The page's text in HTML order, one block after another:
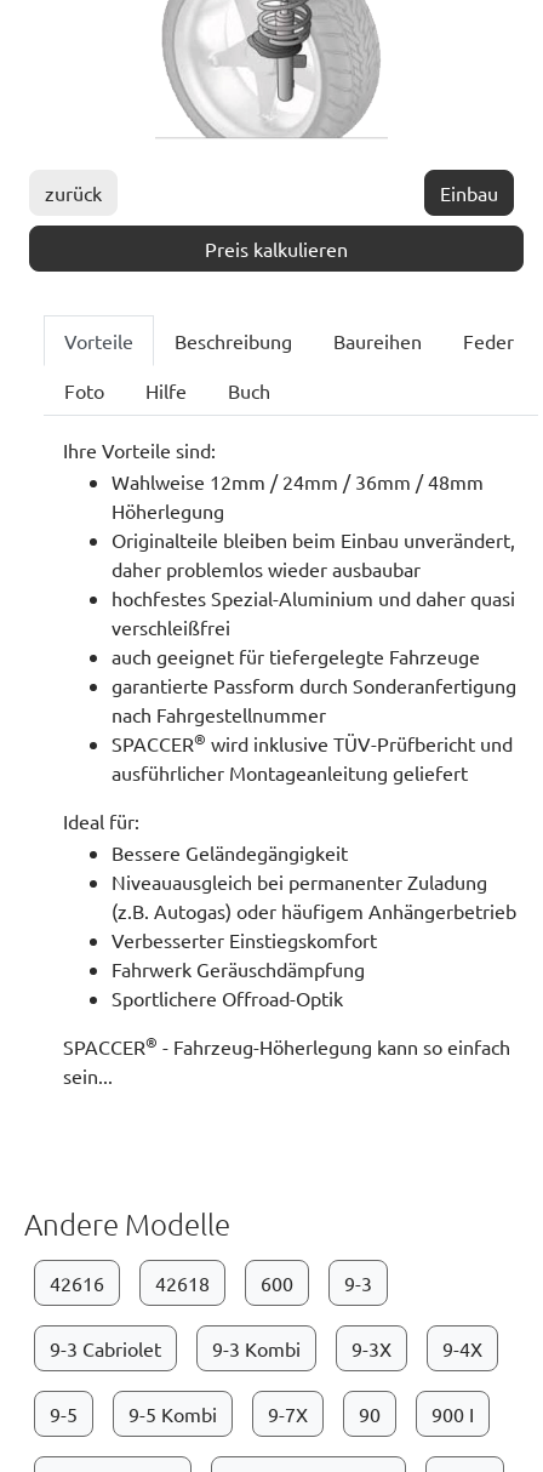
zurück Einbau
Preis kalkulieren
Vorteile Beschreibung Baureihen Feder
Foto Hilfe Buch
Ihre Vorteile sind:
Wahlweise 12mm / 24mm / 36mm / 48mm
Höherlegung
Originalteile bleiben beim Einbau unverändert,
daher problemlos wieder ausbaubar
hochfestes Spezial-Aluminium und daher quasi
verschleißfrei
auch geeignet für tiefergelegte Fahrzeuge
garantierte Passform durch Sonderanfertigung
nach Fahrgestellnummer
SPACCER® wird inklusive TÜV-Prüfbericht und
ausführlicher Montageanleitung geliefert
Ideal für:
Bessere Geländegängigkeit
Niveauausgleich bei permanenter Zuladung
(z.B. Autogas) oder häufigem Anhängerbetrieb
Verbesserter Einstiegskomfort
Fahrwerk Geräuschdämpfung
Sportlichere Offroad-Optik
SPACCER® - Fahrzeug-Höherlegung kann so einfach
sein...
Andere Modelle
42616 42618 600 9-3
9-3 Cabriolet 9-3 Kombi 9-3X 9-4X
9-5 9-5 Kombi 9-7X 90 900 I